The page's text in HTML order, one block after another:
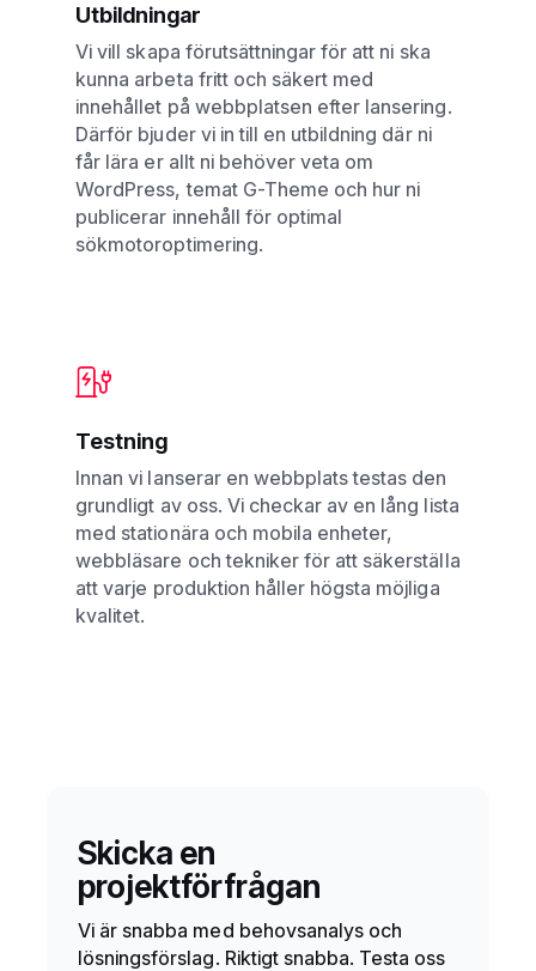
Utbildningar
Vi vill skapa förutsättningar för att ni ska
kunna arbeta fritt och säkert med
innehållet på webbplatsen efter lansering.
Därför bjuder vi in till en utbildning där ni
får lära er allt ni behöver veta om
WordPress, temat G-Theme och hur ni
publicerar innehåll för optimal
sökmotoroptimering.
Testning
Innan vi lanserar en webbplats testas den
grundligt av oss. Vi checkar av en lång lista
med stationära och mobila enheter,
webbläsare och tekniker för att säkerställa
att varje produktion håller högsta möjliga
kvalitet.
Skicka en
projektförfrågan
Vi är snabba med behovsanalys och
lösningsförslag. Riktigt snabba. Testa oss